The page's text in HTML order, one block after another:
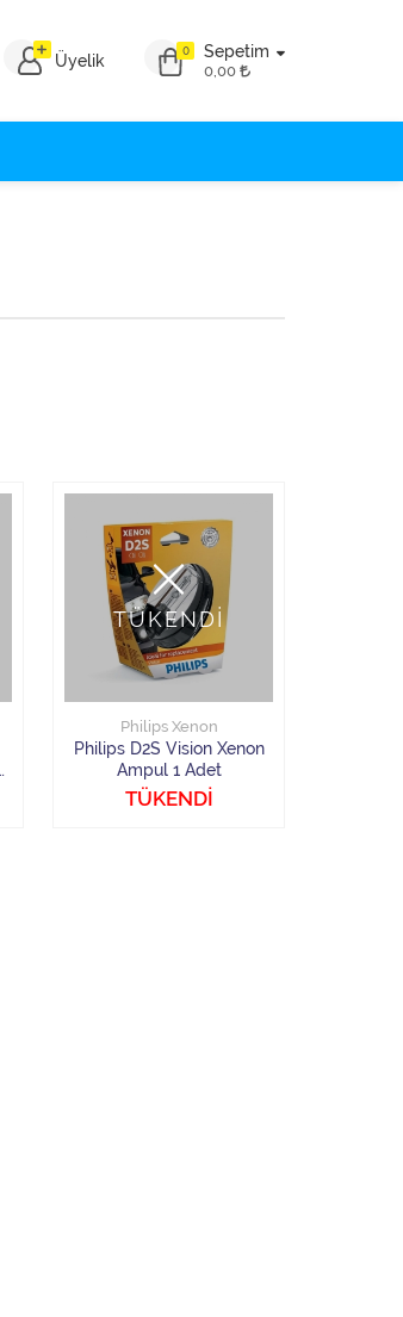
0 Sepetim
0,00
Üyelik
TÜKENDİ
Philips Xenon
Philips D2S Vision Xenon
Ampul 1 Adet
TÜKENDİ